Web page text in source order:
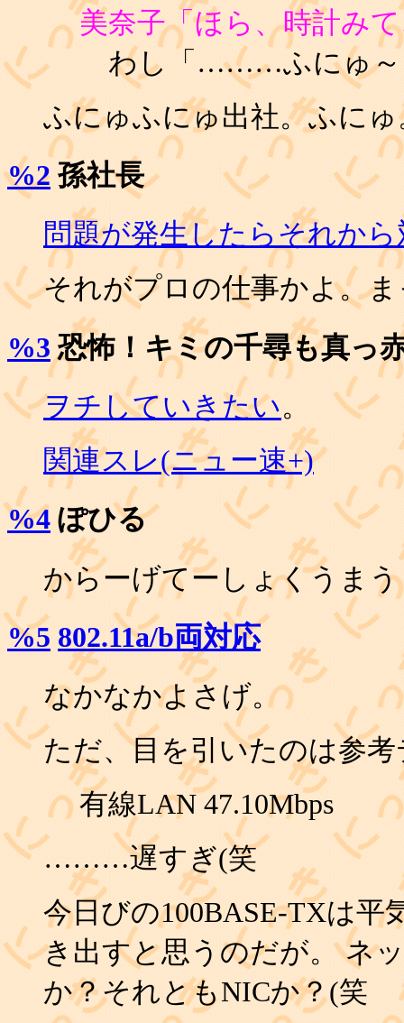
美奈子「ほら、時計み
わし「………ふにゅ～
ふにゅふにゅ出社。ふにゅ
%2 孫社長
問題が発生したらそれか
それがプロの仕事かよ。
%3 恐怖！キミの千尋も真っ
ヲチしていきたい。
関連スレ(ニュー速+)
%4 ぽひる
からーげてーしょくうま
%5 802.11a/b両対応
なかなかよさげ。
ただ、目を引いたのは参
有線LAN 47.10Mbps
………遅すぎ(笑
今日びの100BASE-TXは平
き出すと思うのだが。 ネ
か？それともNICか？(笑